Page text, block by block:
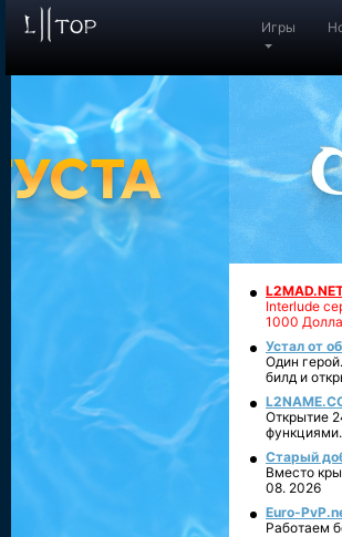
Игры
Interlude
1000
Устал от
Один
билд и
Открытие
Старый
Вместо
08. 2026
Euro-
Работаем